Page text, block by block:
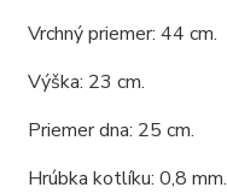
Vrchný priemer: 44 cm.
Výška: 23 cm.
Priemer dna: 25 cm.
Hrúbka kotlíku: 0,8 mm.